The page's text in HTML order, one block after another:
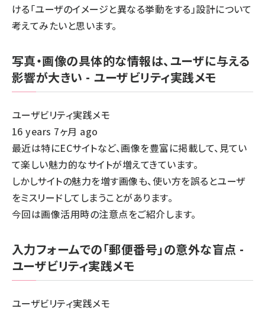
ける「ユーザのイメージと異なる挙動をする」設計について
考えてみたいと思います。
写真・画像の具体的な情報は、ユーザに与える
影響が大きい - ユーザビリティ実践メモ
ユーザビリティ実践メモ
16 years 7ヶ月 ago
最近は特にECサイトなど、画像を豊富に掲載して、見てい
て楽しい魅力的なサイトが増えてきています。
しかしサイトの魅力を増す画像も、使い方を誤るとユーザ
をミスリードしてしまうことがあります。
今回は画像活用時の注意点をご紹介します。
入力フォームでの「郵便番号」の意外な盲点 -
ユーザビリティ実践メモ
ユーザビリティ実践メモ